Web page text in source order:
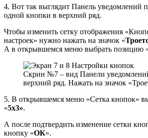
4. Вот так выглядит Панель уведомлений
одной кнопки в верхний ряд.
Чтобы изменить сетку отображения
настроек» нужно нажать на значок «
А в открывшемся меню выбрать позицию
Скрин №7 – вид Панели
верхний ряд. Нажать на значок
5. В открывшемся меню «Сетка кнопок»
«5х3».
А после подтвердить изменение сетки
кнопку «ОК».